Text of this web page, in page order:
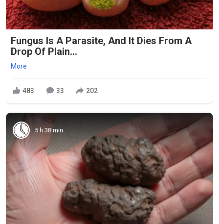
Fungus Is A Parasite, And It Dies From A
Drop Of Plain...
More
483 33 202
5 h 38 min